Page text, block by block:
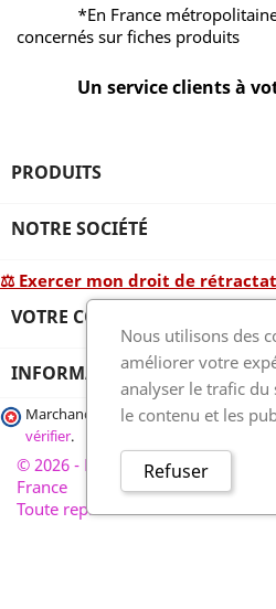
*En France
concernés sur fiches produits
Un service clients à
PRODUITS
NOTRE SOCIÉTÉ
⚖ Exercer mon droit de
VOTRE COMPTE
INFORMATIONS
Marchand approuvé par la Société
vérifier.
© 2026 - France-plaques-
France
Toute reproduction interdite
Nous utilisons des
améliorer votre
analyser le trafic
le contenu et les
Refuser